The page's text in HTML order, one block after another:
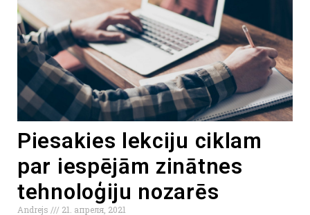
Piesakies lekciju ciklam
par iespējām zinātnes
tehnoloģiju nozarēs
Andrejs
21. апреля, 2021